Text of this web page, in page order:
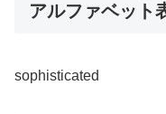
アルファベット
sophisticated